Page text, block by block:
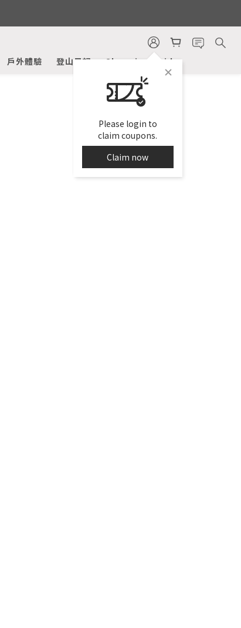
Please login to
claim coupons.
Claim now
戶外體驗 登山日記 Shopping Guide